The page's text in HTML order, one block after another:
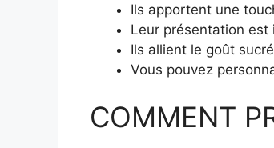
Ils apportent une
Leur présentation est
Ils allient le goût
Vous pouvez
COMMENT